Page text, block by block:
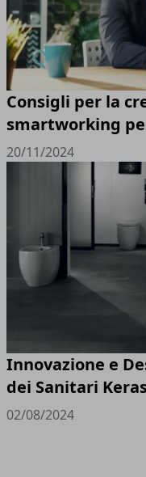
Consigli per la
smartworking
20/11/2024
Innovazione e
dei Sanitari
02/08/2024